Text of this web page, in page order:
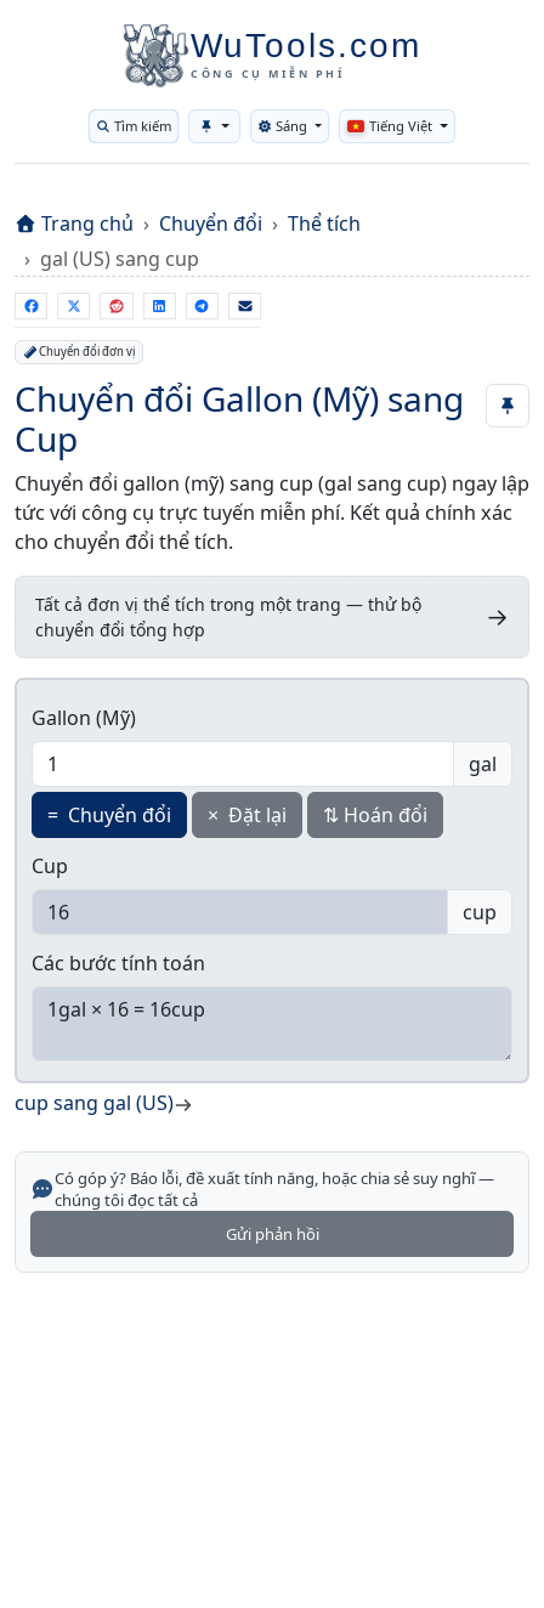
WuTools.com
CÔNG CỤ MIỄN PHÍ
Tìm kiếm Toggle theme
Sáng Tiếng Việt
Trang chủ Chuyển đổi
Thể tích
gal (US) sang cup
Chuyển đổi đơn vị
Chuyển đổi Gallon (Mỹ) sang
Cup
Chuyển đổi gallon (mỹ) sang cup (gal sang cup) ngay lập
tức với công cụ trực tuyến miễn phí. Kết quả chính xác
cho chuyển đổi thể tích.
Tất cả đơn vị thể tích trong một trang — thử bộ
chuyển đổi tổng hợp
→
Gallon (Mỹ)
gal
= Chuyển đổi × Đặt lại ⇅ Hoán đổi
Cup
cup
Các bước tính toán
cup sang gal (US)
Có góp ý? Báo lỗi, đề xuất tính năng, hoặc chia sẻ suy nghĩ —
chúng tôi đọc tất cả
Gửi phản hồi